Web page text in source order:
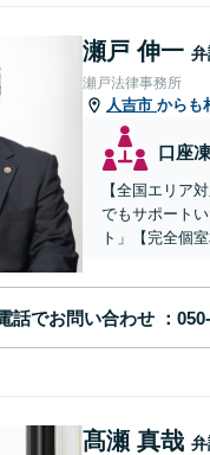
瀬戸 伸一
瀬戸法律事務所
人吉市 からも
口座
【全国エリア
でもサポート
ト」【完全個室
話でお問い合わせ
髙瀬 真哉